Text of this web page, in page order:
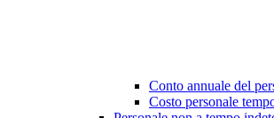
Conto annuale del
Costo personale